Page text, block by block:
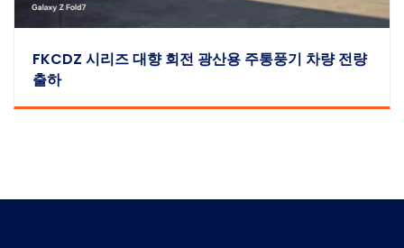
FKCDZ 시리즈 대향 회전 광산용 주통풍기 차량 전량
출하